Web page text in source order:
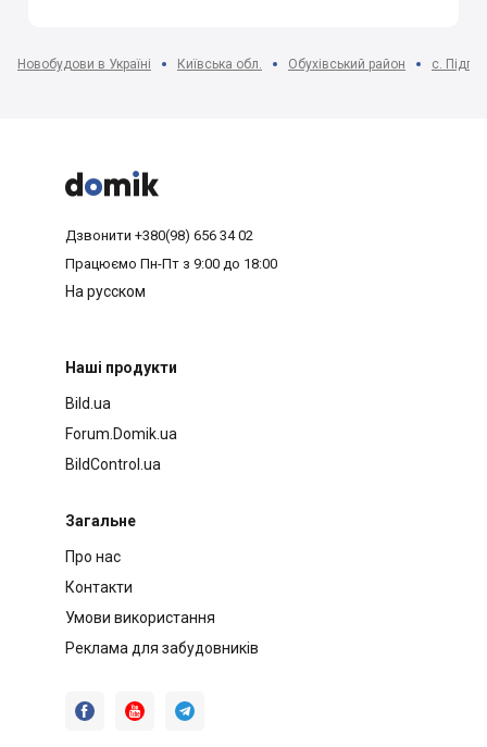
Новобудови в Україні Київська обл. Обухівський район с.



Дзвонити +380(98) 656 34 02
Працюємо Пн-Пт з 9:00 до 18:00
На русском
Наші продукти
Bild.ua
Forum.Domik.ua
BildControl.ua
Загальне
Про нас
Контакти
Умови використання
Реклама для забудовників
  